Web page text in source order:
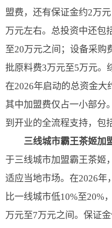
盟费，还有保证金约2万
万元左右。总投资中还包
至20万元之间；设备采购
批原料费3万元至5万元。
在2026年启动的总资金大
其中加盟费仅占一小部分
到开业的全流程支持，包
三线城市霸王茶姬加
于三线城市加盟霸王茶姬
适应当地市场。在2026年
比一线城市低10%至20%
万元至7万元之间。保证